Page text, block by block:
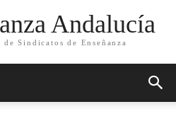
Andalucía
Sindicatos de Enseñanza